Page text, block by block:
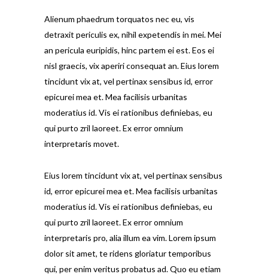
Alienum phaedrum torquatos nec eu, vis
detraxit periculis ex, nihil expetendis in mei. Mei
an pericula euripidis, hinc partem ei est. Eos ei
nisl graecis, vix aperiri consequat an. Eius lorem
tincidunt vix at, vel pertinax sensibus id, error
epicurei mea et. Mea facilisis urbanitas
moderatius id. Vis ei rationibus definiebas, eu
qui purto zril laoreet. Ex error omnium
interpretaris movet.
Eius lorem tincidunt vix at, vel pertinax sensibus
id, error epicurei mea et. Mea facilisis urbanitas
moderatius id. Vis ei rationibus definiebas, eu
qui purto zril laoreet. Ex error omnium
interpretaris pro, alia illum ea vim. Lorem ipsum
dolor sit amet, te ridens gloriatur temporibus
qui, per enim veritus probatus ad. Quo eu etiam